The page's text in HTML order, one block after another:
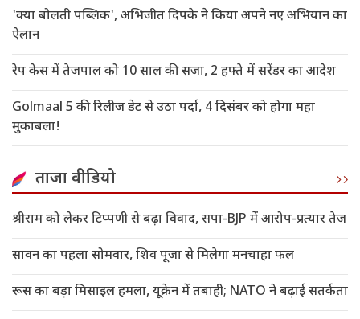
'क्या बोलती पब्लिक', अभिजीत दिपके ने किया अपने नए अभियान का
ऐलान
रेप केस में तेजपाल को 10 साल की सजा, 2 हफ्ते में सरेंडर का आदेश
Golmaal 5 की रिलीज डेट से उठा पर्दा, 4 दिसंबर को होगा महा
मुकाबला!
ताजा वीडियो
श्रीराम को लेकर टिप्पणी से बढ़ा विवाद, सपा-BJP में आरोप-प्रत्यार तेज
सावन का पहला सोमवार, शिव पूजा से मिलेगा मनचाहा फल
रूस का बड़ा मिसाइल हमला, यूक्रेन में तबाही; NATO ने बढ़ाई सतर्कता